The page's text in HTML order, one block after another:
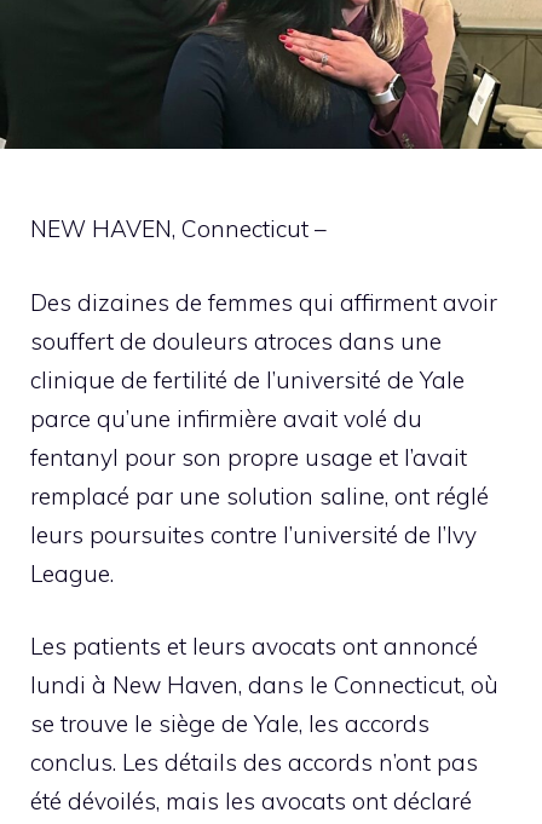
NEW HAVEN, Connecticut –
Des dizaines de femmes qui affirment avoir
souffert de douleurs atroces dans une
clinique de fertilité de l’université de Yale
parce qu’une infirmière avait volé du
fentanyl pour son propre usage et l’avait
remplacé par une solution saline, ont réglé
leurs poursuites contre l’université de l’Ivy
League.
Les patients et leurs avocats ont annoncé
lundi à New Haven, dans le Connecticut, où
se trouve le siège de Yale, les accords
conclus. Les détails des accords n’ont pas
été dévoilés, mais les avocats ont déclaré